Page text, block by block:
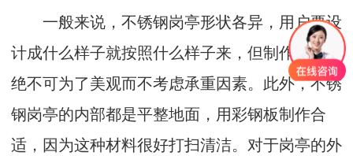
一般来说，不锈钢岗亭形状各异，用户要设
计成什么样子就按照什么样子来，但制作过程中
绝不可为了美观而不考虑承重因素。此外，不锈
钢岗亭的内部都是平整地面，用彩钢板制作合
适，因为这种材料很好打扫清洁。对于岗亭的外